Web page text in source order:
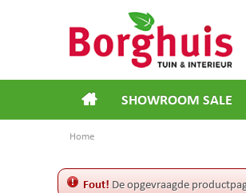
Home
SHOWROOM SALE
Fout! De opgevraagde